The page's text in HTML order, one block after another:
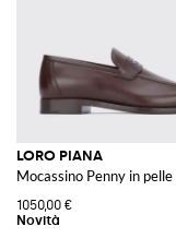
LORO PIANA
Mocassino Penny in
1050,00 €